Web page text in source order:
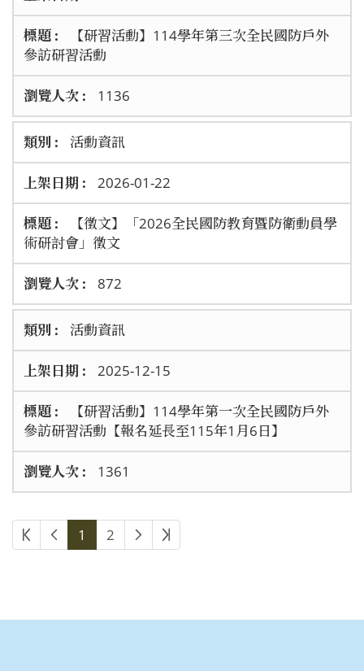
【研習活動】114學年第三次全民國防戶外
參訪研習活動
1136
活動資訊
2026-01-22
【徵文】「2026全民國防教育暨防衛動員學
術研討會」徵文
872
活動資訊
2025-12-15
【研習活動】114學年第一次全民國防戶外
參訪研習活動【報名延長至115年1月6日】
1361
1 2